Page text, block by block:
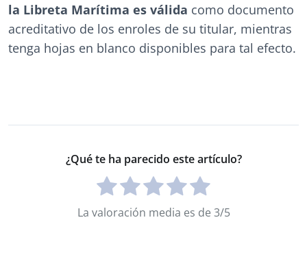
la Libreta Marítima es válida como documento
acreditativo de los enroles de su titular, mientras
tenga hojas en blanco disponibles para tal efecto.
¿Qué te ha parecido este artículo?
La valoración media es de 3/5